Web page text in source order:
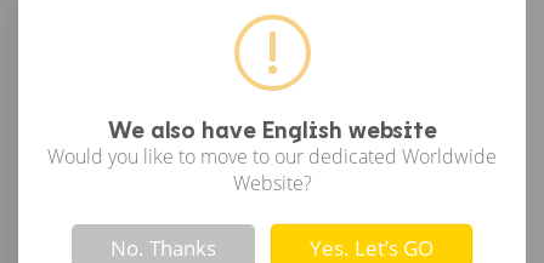
We also have English website
Would you like to move to our dedicated Worldwide
Website?
! Not valid!
No. Thanks Yes. Let’s GO
เข้าสู่ระบบด้วย Google
or